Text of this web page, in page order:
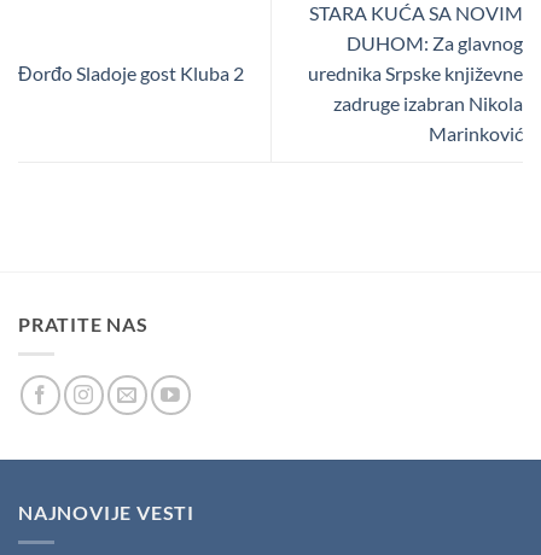
Đorđo Sladoje gost Kluba 2
STARA KUĆA SA NOVIM
DUHOM: Za glavnog
urednika Srpske književne
zadruge izabran Nikola
Marinković
PRATITE NAS
NAJNOVIJE VESTI